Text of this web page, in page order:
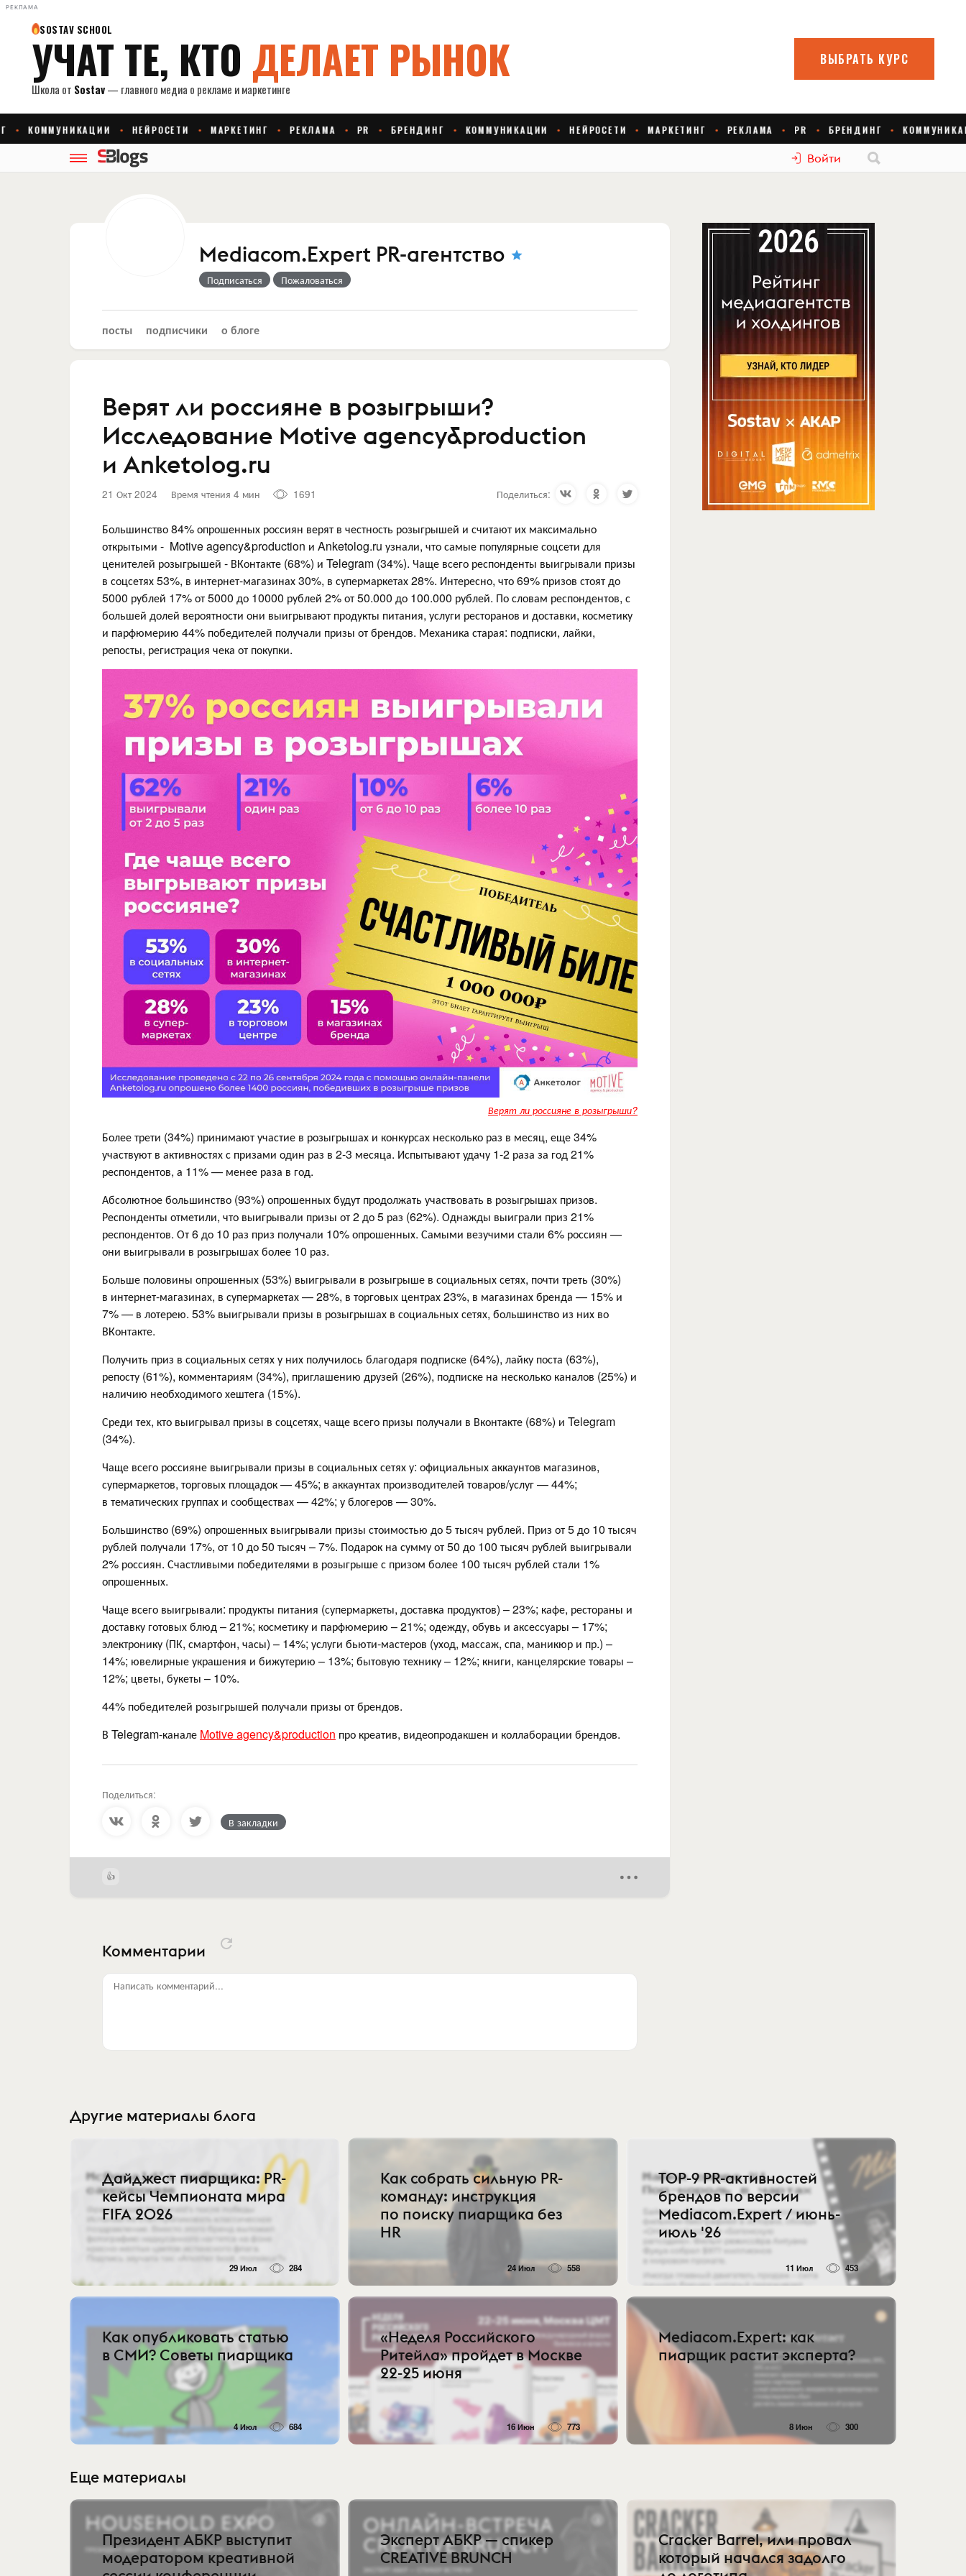
РЕКЛАМА
Войти
Mediacom.Expert PR-агентство
Подписаться Пожаловаться
посты подписчики о блоге
Верят ли россияне в розыгрыши?
Исследование Motive agency&production
и Anketolog.ru
21 Окт 2024 Время чтения 4 мин 1691 Поделиться:
Большинство 84% опрошенных россиян верят в честность розыгрышей и считают их максимально
открытыми - Motive agency&production и Anketolog.ru узнали, что самые популярные соцсети для
ценителей розыгрышей - ВКонтакте (68%) и Telegram (34%). Чаще всего респонденты выигрывали призы
в соцсетях 53%, в интернет-магазинах 30%, в супермаркетах 28%. Интересно, что 69% призов стоят до
5000 рублей 17% от 5000 до 10000 рублей 2% от 50.000 до 100.000 рублей. По словам респондентов, с
большей долей вероятности они выигрывают продукты питания, услуги ресторанов и доставки, косметику
и парфюмерию 44% победителей получали призы от брендов. Механика старая: подписки, лайки,
репосты, регистрация чека от покупки.
Верят ли россияне в розыгрыши?
Более трети (34%) принимают участие в розыгрышах и конкурсах несколько раз в месяц, еще 34%
участвуют в активностях с призами один раз в 2-3 месяца. Испытывают удачу 1-2 раза за год 21%
респондентов, а 11% — менее раза в год.
Абсолютное большинство (93%) опрошенных будут продолжать участвовать в розыгрышах призов.
Респонденты отметили, что выигрывали призы от 2 до 5 раз (62%). Однажды выиграли приз 21%
респондентов. От 6 до 10 раз приз получали 10% опрошенных. Самыми везучими стали 6% россиян —
они выигрывали в розыгрышах более 10 раз.
Больше половины опрошенных (53%) выигрывали в розыгрыше в социальных сетях, почти треть (30%)
в интернет-магазинах, в супермаркетах — 28%, в торговых центрах 23%, в магазинах бренда — 15% и
7% — в лотерею. 53% выигрывали призы в розыгрышах в социальных сетях, большинство из них во
ВКонтакте.
Получить приз в социальных сетях у них получилось благодаря подписке (64%), лайку поста (63%),
репосту (61%), комментариям (34%), приглашению друзей (26%), подписке на несколько каналов (25%) и
наличию необходимого хештега (15%).
Среди тех, кто выигрывал призы в соцсетях, чаще всего призы получали в Вконтакте (68%) и Telegram
(34%).
Чаще всего россияне выигрывали призы в социальных сетях у: официальных аккаунтов магазинов,
супермаркетов, торговых площадок — 45%; в аккаунтах производителей товаров/услуг — 44%;
в тематических группах и сообществах — 42%; у блогеров — 30%.
Большинство (69%) опрошенных выигрывали призы стоимостью до 5 тысяч рублей. Приз от 5 до 10 тысяч
рублей получали 17%, от 10 до 50 тысяч – 7%. Подарок на сумму от 50 до 100 тысяч рублей выигрывали
2% россиян. Счастливыми победителями в розыгрыше с призом более 100 тысяч рублей стали 1%
опрошенных.
Чаще всего выигрывали: продукты питания (супермаркеты, доставка продуктов) – 23%; кафе, рестораны и
доставку готовых блюд – 21%; косметику и парфюмерию – 21%; одежду, обувь и аксессуары – 17%;
электронику (ПК, смартфон, часы) – 14%; услуги бьюти-мастеров (уход, массаж, спа, маникюр и пр.) –
14%; ювелирные украшения и бижутерию – 13%; бытовую технику – 12%; книги, канцелярские товары –
12%; цветы, букеты – 10%.
44% победителей розыгрышей получали призы от брендов.
В Telegram-канале Motive agency&production про креатив, видеопродакшен и коллаборации брендов.
Поделиться:
В закладки
Комментарии
Написать комментарий...
Другие материалы блога
Дайджест пиарщика: PR-
кейсы Чемпионата мира
FIFA 2026
29 Июл 284
Как собрать сильную PR-
команду: инструкция
по поиску пиарщика без
HR
24 Июл 558
TOP-9 PR-активностей
брендов по версии
Mediacom.Expert / июнь-
июль '26
11 Июл 453
Как опубликовать статью
в СМИ? Советы пиарщика
4 Июл 684
«Неделя Российского
Ритейла» пройдет в Москве
22-25 июня
16 Июн 773
Mediacom.Expert: как
пиарщик растит эксперта?
8 Июн 300
Еще материалы
Президент АБКР выступит
модератором креативной
Эксперт АБКР — спикер
CREATIVE BRUNCH
Cracker Barrel, или провал
который начался задолго